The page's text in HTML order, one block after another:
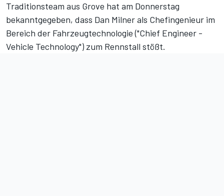
Traditionsteam aus Grove hat am Donnerstag
bekanntgegeben, dass Dan Milner als Chefingenieur im
Bereich der Fahrzeugtechnologie ("Chief Engineer -
Vehicle Technology") zum Rennstall stößt.